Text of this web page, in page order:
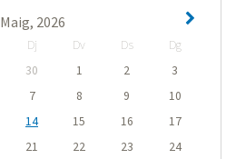
Maig, 2026
Dj Dv Ds
Dg
30 1 2
3
7 8 9
10
14 15 16
17
21 22 23
24